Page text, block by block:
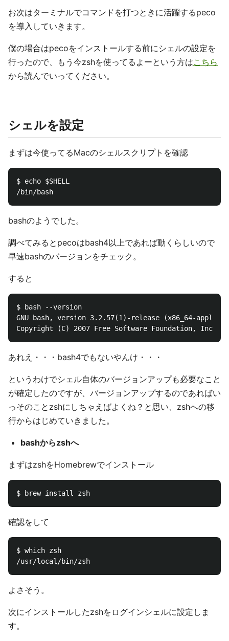
お次はターミナルでコマンドを打つときに活躍するpeco
を導入していきます。
僕の場合はpecoをインストールする前にシェルの設定を
行ったので、もう今zshを使ってるよーという方はこちら
から読んでいってください。
シェルを設定
まずは今使ってるMacのシェルスクリプトを確認
$ echo $SHELL
bashのようでした。
調べてみるとpecoはbash4以上であれば動くらしいので
早速bashのバージョンをチェック。
すると
$ bash --version
GNU bash, version 3.2.57(1)-release (x86_64-apple-
あれえ・・・bash4でもないやんけ・・・
というわけでシェル自体のバージョンアップも必要なこと
が確定したのですが、バージョンアップするのであればい
っそのことzshにしちゃえばよくね？と思い、zshへの移
行からはじめていきました。
bashからzshへ
まずはzshをHomebrewでインストール
確認をして
$ which zsh
よさそう。
次にインストールしたzshをログインシェルに設定しま
す。